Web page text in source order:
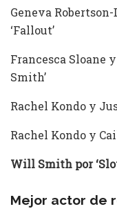
Geneva
‘Fallout’
Francesca Sloane
Smith’
Rachel Kondo y
Rachel Kondo y
Will Smith por
Mejor actor de